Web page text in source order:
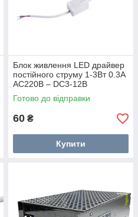
Блок живлення LED драйвер
постійного струму 1-3Вт 0.3А
AC220В – DC3-12В
Готово до відправки
60 ₴
Купити